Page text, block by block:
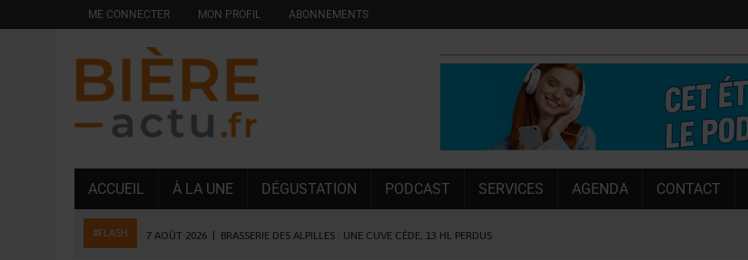
ME CONNECTER MON PROFIL ABONNEMENTS
ACCUEIL À LA UNE DÉGUSTATION PODCAST SERVICES AGENDA CONTACT
#FLASH 7 AOÛT 2026 | BRASSERIE DES ALPILLES : UNE CUVE CÈDE, 13 HL PERDUS